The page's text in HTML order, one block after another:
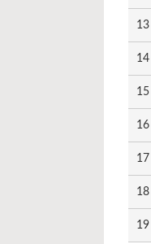
13
14
15
16
17
18
19